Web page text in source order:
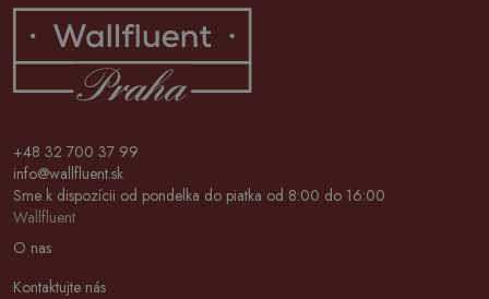
+48 32 700 37 99
info@wallfluent.sk
Sme k dispozícii od pondelka do piatka od 8:00 do 16:00
Wallfluent
O nas
Kontaktujte nás